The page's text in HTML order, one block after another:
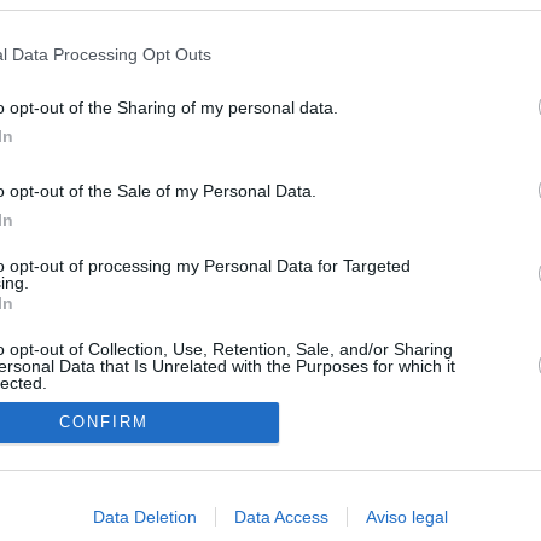
Data Processing Opt Outs
opt-out of the Sharing of my personal data.
opt-out of the Sale of my Personal Data.
opt-out of processing my Personal Data for Targeted
opt-out of Collection, Use, Retention, Sale, and/or Sharing
Data that Is Unrelated with the Purposes for which it
CONFIRM
Data Deletion Data Access Aviso legal
15 de agosto: "No aceptamos imposiciones"
contra las comunidades que no acojan a los menores
sobre el PP por la acogida de los menores de Ceuta en las
Compromís denuncia a Figaredo ante la Fiscalía del Supremo
el intento del PP de que los ministros acudan al Senado en